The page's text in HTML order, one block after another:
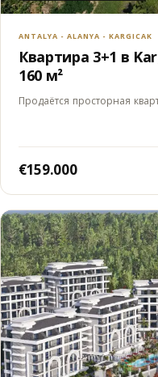
ANTALYA - ALANYA - KARGICAK
Квартира 3+1 в
160 м²
Продаётся просторная
€159.000